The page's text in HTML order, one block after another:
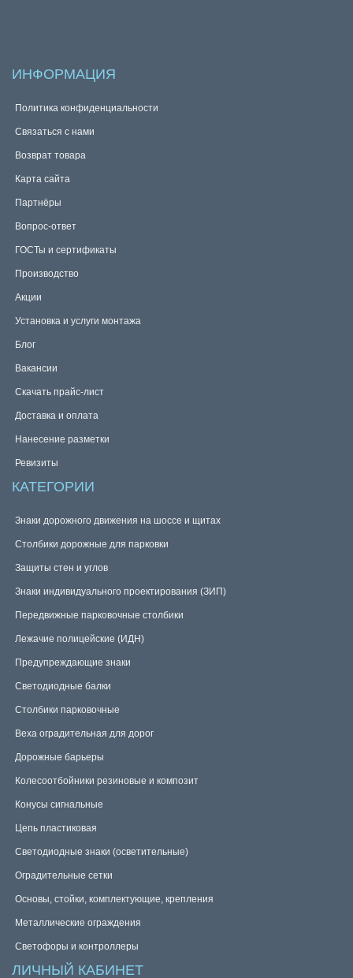
ИНФОРМАЦИЯ
Политика конфиденциальности
Связаться с нами
Возврат товара
Карта сайта
Партнёры
Вопрос-ответ
ГОСТы и сертификаты
Производство
Акции
Установка и услуги монтажа
Блог
Вакансии
Скачать прайс-лист
Доставка и оплата
Нанесение разметки
Ревизиты
КАТЕГОРИИ
Знаки дорожного движения на шоссе и щитах
Столбики дорожные для парковки
Защиты стен и углов
Знаки индивидуального проектирования (ЗИП)
Передвижные парковочные столбики
Лежачие полицейские (ИДН)
Предупреждающие знаки
Светодиодные балки
Столбики парковочные
Веха оградительная для дорог
Дорожные барьеры
Колесоотбойники резиновые и композит
Конусы сигнальные
Цепь пластиковая
Светодиодные знаки (осветительные)
Оградительные сетки
Основы, стойки, комплектующие, крепления
Металлические ограждения
Светофоры и контроллеры
ЛИЧНЫЙ КАБИНЕТ